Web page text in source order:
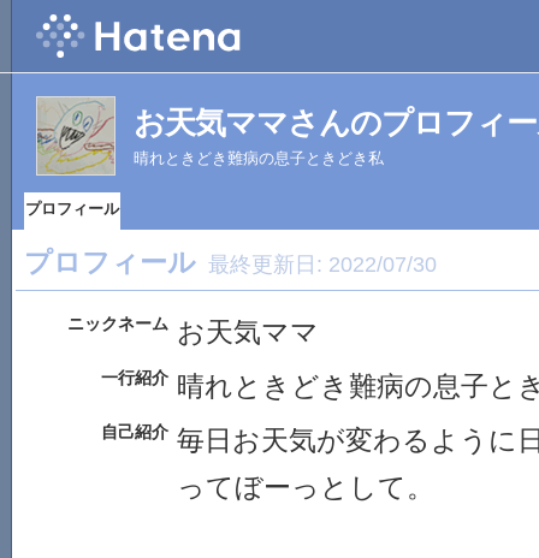
お天気ママさんのプロフィ
晴れときどき難病の息子ときどき私
プロフィール
プロフィール 最終更新日: 2022/07/30
ニックネーム お天気ママ
一行紹介 晴れときどき難病の息子と
自己紹介 毎日お天気が変わるように
ってぼーっとして。